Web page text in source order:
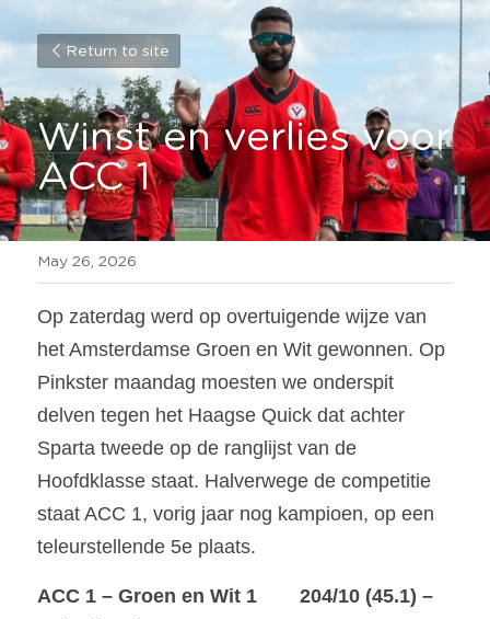
Return to site
Winst en verlies voor
ACC 1
May 26, 2026
Op zaterdag werd op overtuigende wijze van
het Amsterdamse Groen en Wit gewonnen. Op
Pinkster maandag moesten we onderspit
delven tegen het Haagse Quick dat achter
Sparta tweede op de ranglijst van de
Hoofdklasse staat. Halverwege de competitie
staat ACC 1, vorig jaar nog kampioen, op een
teleurstellende 5e plaats.
ACC 1 – Groen en Wit 1	204/10 (45.1) –